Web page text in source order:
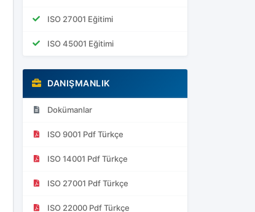
ISO 27001 Eğitimi
ISO 45001 Eğitimi
DANIŞMANLIK
Dokümanlar
ISO 9001 Pdf Türkçe
ISO 14001 Pdf Türkçe
ISO 27001 Pdf Türkçe
ISO 22000 Pdf Türkçe